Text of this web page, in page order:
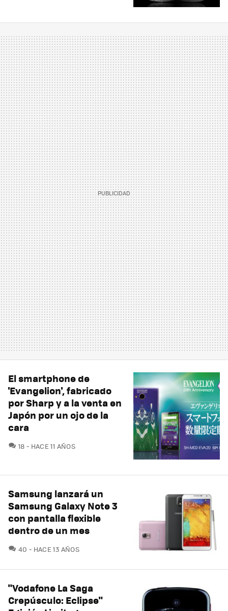
El smartphone de
'Evangelion', fabricado
por Sharp y a la venta en
Japón por un ojo de la
cara
18 COMENTARIOS
HACE 11 AÑOS
Samsung lanzará un
Samsung Galaxy Note 3
con pantalla flexible
dentro de un mes
40 COMENTARIOS
HACE 13 AÑOS
"Vodafone La Saga
Crepúsculo: Eclipse"